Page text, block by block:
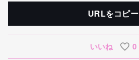
URLをコピー
いいね 0